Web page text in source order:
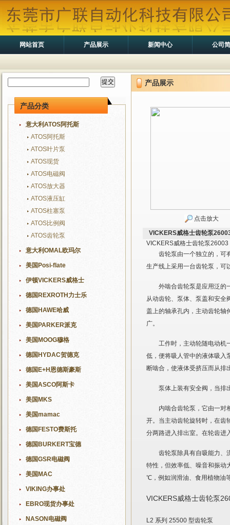
网站首页 产品展示 新闻中心 公司
产品分类
意大利ATOS阿托斯
ATOS阿托斯
ATOS叶片泵
ATOS现货
ATOS电磁阀
ATOS放大器
ATOS液压缸
ATOS柱塞泵
ATOS比例阀
ATOS齿轮泵
意大利OMAL欧玛尔
美国Posi-flate
伊顿VICKERS威格士
德国REXROTH力士乐
德国HAWE哈威
美国PARKER派克
美国MOOG穆格
德国HYDAC贺德克
德国E+H恩德斯豪斯
美国ASCO阿斯卡
美国MKS
美国mamac
德国FESTO费斯托
德国BURKERT宝德
德国GSR电磁阀
美国MAC
VIKING办事处
EBRO现货办事处
NASON电磁阀
产品展示
点击放大
VICKERS威格士齿轮泵
VICKERS威格士齿轮泵
齿轮泵由一个独立的，可
生产线上采用一台齿轮泵，可
外啮合齿轮泵是应用泛的
从动齿轮、泵体、泵盖和安全
盖上的轴承孔内，主动齿轮轴
广。
工作时，主动轮随电动机
低，便将吸人管中的液体吸入
断啮合，使液体受挤压而从排
泵体上装有安全阀，当排
内啮合齿轮泵，它由一对
开。当主动齿轮旋转时，在齿
分两路进入排出室。在轮齿进
齿轮泵除具有自吸能力、
特性，但效率低、噪音和振动
℃，例如润滑油、食用植物油
VICKERS威格士齿轮泵
L2 系列 25500 型齿轮泵